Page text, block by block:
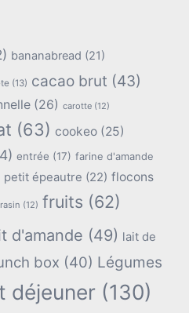
bananabread (21)
(13) cacao brut (43)
(26) carotte (12)
(63) cookeo (25)
entrée (17) farine d'amande
petit épeautre (22) flocons
(12) fruits (62)
d'amande (49) lait de
box (40) Légumes
déjeuner (130)